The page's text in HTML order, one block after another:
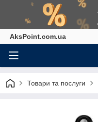
AksPoint.com.ua
Товари та послуги